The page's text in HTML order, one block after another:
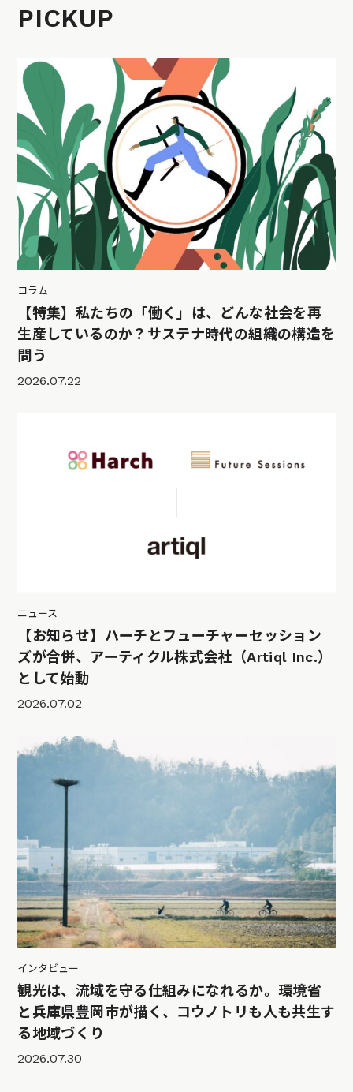
PICKUP
コラム
【特集】私たちの「働く」は、どんな社会を再
生産しているのか？サステナ時代の組織の構造を
問う
2026.07.22
ニュース
【お知らせ】ハーチとフューチャーセッション
ズが合併、アーティクル株式会社（Artiql Inc.）
として始動
2026.07.02
インタビュー
観光は、流域を守る仕組みになれるか。環境省
と兵庫県豊岡市が描く、コウノトリも人も共生す
る地域づくり
2026.07.30